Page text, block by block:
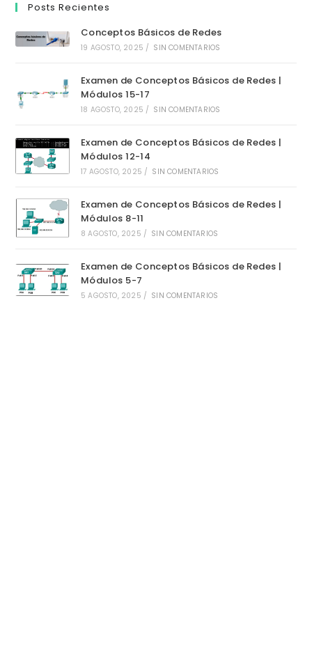
Posts Recientes
Conceptos Básicos de Redes
19 AGOSTO, 2025 / SIN COMENTARIOS
Examen de Conceptos Básicos de Redes |
Módulos 15-17
18 AGOSTO, 2025 / SIN COMENTARIOS
Examen de Conceptos Básicos de Redes |
Módulos 12-14
17 AGOSTO, 2025 / SIN COMENTARIOS
Examen de Conceptos Básicos de Redes |
Módulos 8-11
8 AGOSTO, 2025 / SIN COMENTARIOS
Examen de Conceptos Básicos de Redes |
Módulos 5-7
5 AGOSTO, 2025 / SIN COMENTARIOS